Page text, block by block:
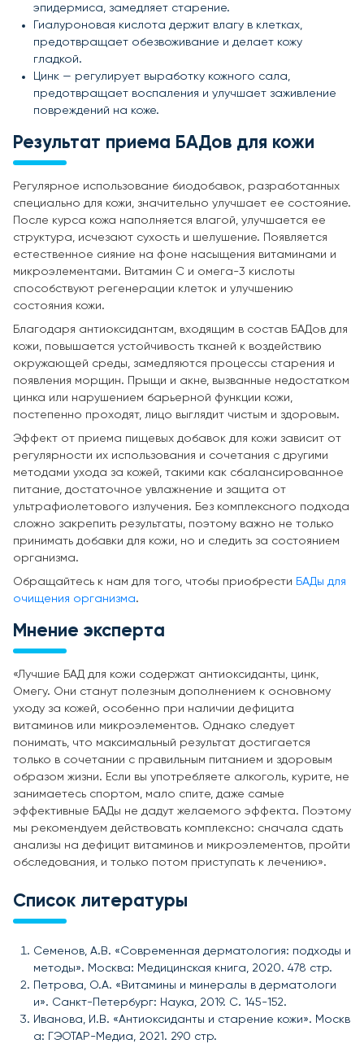
эпидермиса, замедляет старение.
Гиалуроновая кислота держит влагу в клетках,
предотвращает обезвоживание и делает кожу
гладкой.
Цинк — регулирует выработку кожного сала,
предотвращает воспаления и улучшает заживление
повреждений на коже.
Результат приема БАДов для кожи
Регулярное использование биодобавок, разработанных
специально для кожи, значительно улучшает ее состояние.
После курса кожа наполняется влагой, улучшается ее
структура, исчезают сухость и шелушение. Появляется
естественное сияние на фоне насыщения витаминами и
микроэлементами. Витамин C и омега-3 кислоты
способствуют регенерации клеток и улучшению
состояния кожи.
Благодаря антиоксидантам, входящим в состав БАДов для
кожи, повышается устойчивость тканей к воздействию
окружающей среды, замедляются процессы старения и
появления морщин. Прыщи и акне, вызванные недостатком
цинка или нарушением барьерной функции кожи,
постепенно проходят, лицо выглядит чистым и здоровым.
Эффект от приема пищевых добавок для кожи зависит от
регулярности их использования и сочетания с другими
методами ухода за кожей, такими как сбалансированное
питание, достаточное увлажнение и защита от
ультрафиолетового излучения. Без комплексного подхода
сложно закрепить результаты, поэтому важно не только
принимать добавки для кожи, но и следить за состоянием
организма.
Обращайтесь к нам для того, чтобы приобрести БАДы для
очищения организма.
Мнение эксперта
«Лучшие БАД для кожи содержат антиоксиданты, цинк,
Омегу. Они станут полезным дополнением к основному
уходу за кожей, особенно при наличии дефицита
витаминов или микроэлементов. Однако следует
понимать, что максимальный результат достигается
только в сочетании с правильным питанием и здоровым
образом жизни. Если вы употребляете алкоголь, курите, не
занимаетесь спортом, мало спите, даже самые
эффективные БАДы не дадут желаемого эффекта. Поэтому
мы рекомендуем действовать комплексно: сначала сдать
анализы на дефицит витаминов и микроэлементов, пройти
обследования, и только потом приступать к лечению».
Список литературы
Семенов, А.В. «Современная дерматология: подходы и
методы». Москва: Медицинская книга, 2020. 478 стр.
Петрова, О.А. «Витамины и минералы в дерматологи
и». Санкт-Петербург: Наука, 2019. С. 145-152.
Иванова, И.В. «Антиоксиданты и старение кожи». Москв
а: ГЭОТАР-Медиа, 2021. 290 стр.